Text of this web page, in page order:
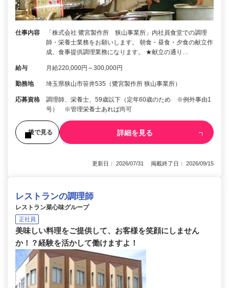
仕事内容
「株式会社 鷺宮製作所 狭山事業所」内社員食堂での調理
師・栄養士業務をお願いします。 朝食・昼食・夕食の献立作
成、食事提供調理業務になります。 ★献立の通り…
給与 月給220,000円～300,000円
勤務地 埼玉県狭山市笹井535（鷺宮製作所 狭山事業所）
応募資格
調理師、栄養士、59歳以下（定年60歳のため ※例外事由1
号） ※管理栄養士あれば尚可
後で見る 詳細を見る
更新日： 2026/07/31 掲載終了日： 2026/09/15
レストランの調理師
レストラン菜心味グループ
正社員
美味しい料理をご提供して、お客様を笑顔にしません
か！？経験を活かして働けますよ！